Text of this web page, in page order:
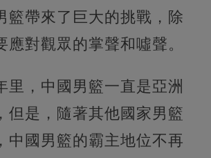
籃帶來了巨大的挑戰，除
應對觀眾的掌聲和噓聲。
里，中國男籃一直是亞洲
但是，隨著其他國家男籃
中國男籃的霸主地位不再